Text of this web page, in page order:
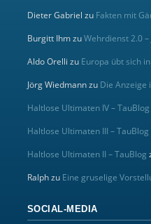
Dieter Gabriel zu Fakten mit
Burgitt IhmzuWehrdienst 2.0 –
Aldo Orelli zu Europa übt sich
Jörg Wiedmannzu Die Anzeige
Haltlose Ultimaten IV – TauBlog
Haltlose Ultimaten III – TauBlog
Haltlose Ultimaten II – TauBlog
Ralphzu Eine gruselige
SOCIAL-MEDIA